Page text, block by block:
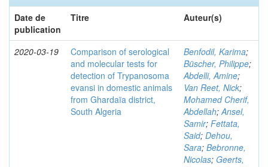
Date de
publication
Titre Auteur(s)
2020-03-19
Comparison of serological
and molecular tests for
detection of Trypanosoma
evansi in domestic animals
from Ghardaïa district,
South Algeria
Benfodil, Karima;
Büscher, Philippe;
Abdelli, Amine;
Van Reet, Nick;
Mohamed Cherif,
Abdellah;Ansel,
Samir; Fettata,
Said; Dehou,
Sara; Bebronne,
Nicolas; Geerts,